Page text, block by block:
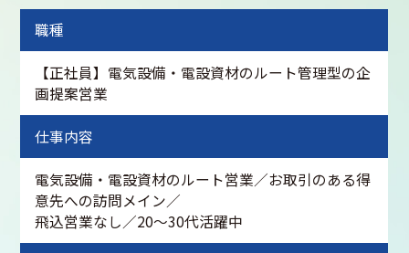
職種
【正社員】電気設備・電設資材のルート管理型の企
画提案営業
仕事内容
電気設備・電設資材のルート営業／お取引のある得
意先への訪問メイン／
飛込営業なし／20～30代活躍中